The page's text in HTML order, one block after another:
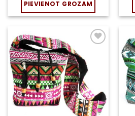
PIEVIENOT GROZAM